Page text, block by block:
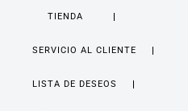
TIENDA
SERVICIO AL CLIENTE
LISTA DE DESEOS